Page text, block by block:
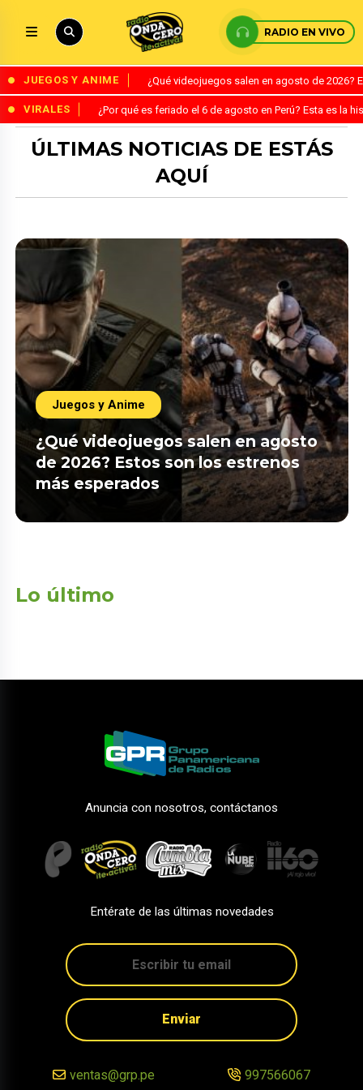
RADIO EN VIVO
JUEGOS Y ANIME ¿Qué videojuegos salen en agosto de
VIRALES ¿Por qué es feriado el 6 de agosto en Perú? Esta es la
ÚLTIMAS NOTICIAS DE ESTÁS
AQUÍ
Juegos y Anime
¿Qué videojuegos salen en agosto
de 2026? Estos son los estrenos
más esperados
Lo último
Anuncia con nosotros, contáctanos
Entérate de las últimas novedades
Enviar
ventas@grp.pe 997566067